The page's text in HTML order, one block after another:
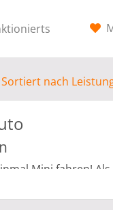
Sortiert nach
Mini fahren!
Fahrzeug aus
Jahren brachte der